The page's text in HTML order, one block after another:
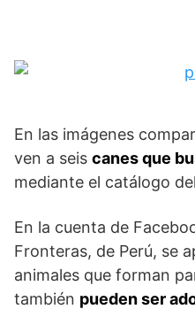
En las imágenes
ven a seis canes que
mediante el catálogo
En la cuenta de
Fronteras, de Perú, se
animales que forman
también pueden ser